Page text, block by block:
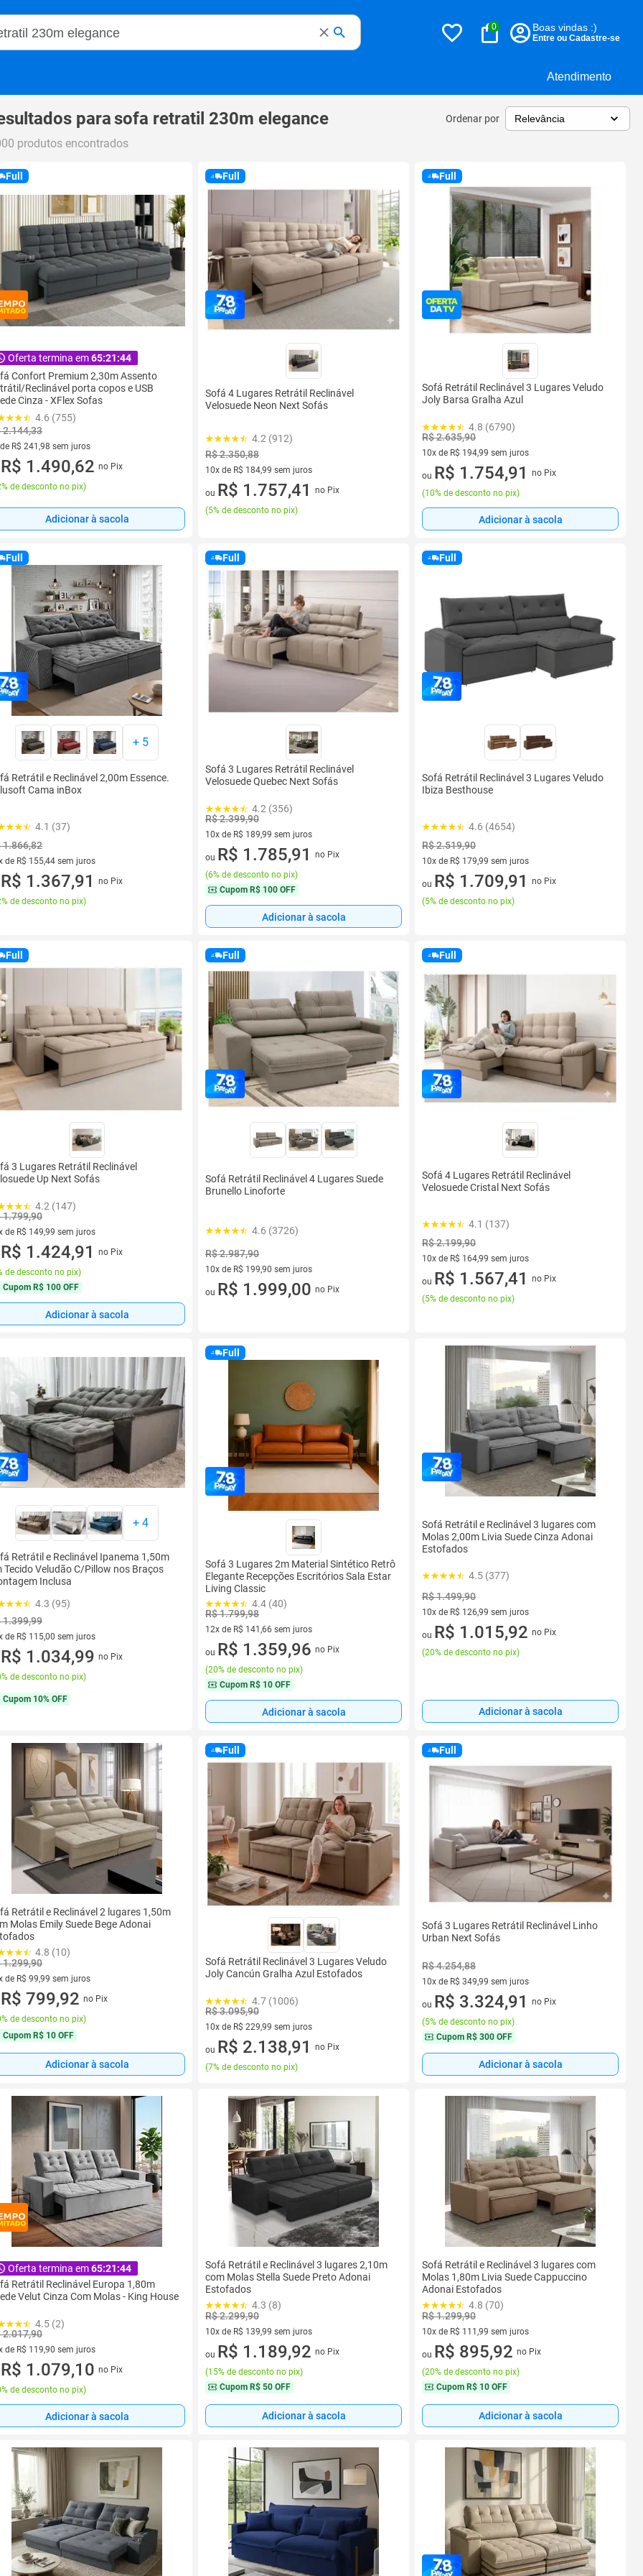
Atendimento
Magalu
0 Boas vindas :)
Entre ou Cadastre-se
parasofa retratil 230m elegance Ordenar por
produtos encontrados
Full
Oferta termina em65:21:42
Confort Premium 2,30m Assento
Reclinável porta copos e USB
Cinza - XFlex Sofas
4.6 (755)
2.144,33
R$ 241,98 sem juros
de R$ 241,98 sem juros
R$ 1.490,62 no Pix
de desconto no pix)
Adicionar à sacola
Full
Sofá 4 Lugares Retrátil Reclinável
Velosuede Neon Next Sofás
4.2 (912)
R$ 2.350,88
10x de R$ 184,99 sem juros
10 vez de R$ 184,99 sem juros
ou R$ 1.757,41
no Pix
(5% de desconto no pix)
Full
Sofá Retrátil Reclinável 3 Lugares Veludo
Joly Barsa Gralha Azul
4.8 (6790)
R$ 2.635,90
10x de R$ 194,99 sem juros
10 vez de R$ 194,99 sem juros
ou R$ 1.754,91
no Pix
(10% de desconto no pix)
Adicionar à sacola
Full
+ 5
Retrátil e Reclinável 2,00m Essence.
Cama inBox
4.1 (37)
1.866,82
de R$ 155,44 sem juros
vez de R$ 155,44 sem juros
R$ 1.367,91
no Pix
de desconto no pix)
Full
Sofá 3 Lugares Retrátil Reclinável
Velosuede Quebec Next Sofás
4.2 (356)
R$ 2.399,90
10x de R$ 189,99 sem juros
10 vez de R$ 189,99 sem juros
ou R$ 1.785,91
no Pix
(6% de desconto no pix)
Cupom R$ 100 OFF
Adicionar à sacola
Full
Sofá Retrátil Reclinável 3 Lugares Veludo
Ibiza Besthouse
4.6 (4654)
R$ 2.519,90
10x de R$ 179,99 sem juros
10 vez de R$ 179,99 sem juros
ou R$ 1.709,91
no Pix
(5% de desconto no pix)
Full
3 Lugares Retrátil Reclinável
Up Next Sofás
4.2 (147)
1.799,90
de R$ 149,99 sem juros
vez de R$ 149,99 sem juros
R$ 1.424,91
no Pix
de desconto no pix)
Cupom R$ 100 OFF
Adicionar à sacola
Full
Sofá Retrátil Reclinável 4 Lugares Suede
Brunello Linoforte
4.6 (3726)
R$ 2.987,90
10x de R$ 199,90 sem juros
10 vez de R$ 199,90 sem juros
ou R$ 1.999,00 no Pix
Full
Sofá 4 Lugares Retrátil Reclinável
Velosuede Cristal Next Sofás
4.1 (137)
R$ 2.199,90
10x de R$ 164,99 sem juros
10 vez de R$ 164,99 sem juros
ou R$ 1.567,41
no Pix
(5% de desconto no pix)
+ 4
Retrátil e Reclinável Ipanema 1,50m
Tecido Veludão C/Pillow nos Braços
Inclusa
4.3 (95)
1.399,99
de R$ 115,00 sem juros
vez de R$ 115,00 sem juros
R$ 1.034,99 no Pix
de desconto no pix)
Cupom 10% OFF
Full
Sofá 3 Lugares 2m Material Sintético Retrô
Elegante Recepções Escritórios Sala Estar
Living Classic
4.4 (40)
R$ 1.799,98
12x de R$ 141,66 sem juros
12 vez de R$ 141,66 sem juros
ou R$ 1.359,96 no Pix
(20% de desconto no pix)
Cupom R$ 10 OFF
Adicionar à sacola
Sofá Retrátil e Reclinável 3 lugares com
Molas 2,00m Livia Suede Cinza Adonai
Estofados
4.5 (377)
R$ 1.499,90
10x de R$ 126,99 sem juros
10 vez de R$ 126,99 sem juros
ou R$ 1.015,92 no Pix
(20% de desconto no pix)
Adicionar à sacola
Retrátil e Reclinável 2 lugares 1,50m
Molas Emily Suede Bege Adonai
4.8 (10)
1.299,90
de R$ 99,99 sem juros
vez de R$ 99,99 sem juros
R$ 799,92 no Pix
de desconto no pix)
Cupom R$ 10 OFF
Adicionar à sacola
Full
Sofá Retrátil Reclinável 3 Lugares Veludo
Joly Cancún Gralha Azul Estofados
4.7 (1006)
R$ 3.095,90
10x de R$ 229,99 sem juros
10 vez de R$ 229,99 sem juros
ou R$ 2.138,91
no Pix
(7% de desconto no pix)
Full
Sofá 3 Lugares Retrátil Reclinável Linho
Urban Next Sofás
R$ 4.254,88
10x de R$ 349,99 sem juros
10 vez de R$ 349,99 sem juros
ou R$ 3.324,91
no Pix
(5% de desconto no pix)
Cupom R$ 300 OFF
Adicionar à sacola
Oferta termina em65:21:42
Retrátil Reclinável Europa 1,80m
Velut Cinza Com Molas - King House
4.5 (2)
2.017,90
de R$ 119,90 sem juros
vez de R$ 119,90 sem juros
R$ 1.079,10 no Pix
de desconto no pix)
Adicionar à sacola
Sofá Retrátil e Reclinável 3 lugares 2,10m
com Molas Stella Suede Preto Adonai
Estofados
4.3 (8)
R$ 2.299,90
10x de R$ 139,99 sem juros
10 vez de R$ 139,99 sem juros
ou R$ 1.189,92 no Pix
(15% de desconto no pix)
Cupom R$ 50 OFF
Adicionar à sacola
Sofá Retrátil e Reclinável 3 lugares com
Molas 1,80m Livia Suede Cappuccino
Adonai Estofados
4.8 (70)
R$ 1.299,90
10x de R$ 111,99 sem juros
10 vez de R$ 111,99 sem juros
ou R$ 895,92 no Pix
(20% de desconto no pix)
Cupom R$ 10 OFF
Adicionar à sacola